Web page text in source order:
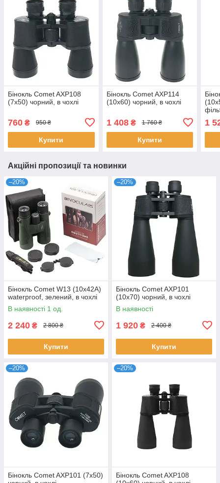
Бінокль Comet AXP108
(7x50) чорний, в чохлі
760 ₴ 950 ₴
Купити
Бінокль Comet AXP114
(10x60) чорний, в чохлі
1 408₴ 1 760 ₴
Купити
1
Акційні пропозиції та новинки
–20%
Бінокль Comet W13 (10x42A)
waterproof, зелений, в чохлі
В наявності 1 од.
2 240 ₴ 2 800 ₴
Купити
–20%
Бінокль Comet AXP101
(10x70) чорний, в чохлі
В наявності
1 920 ₴ 2 400 ₴
Купити
–20%
Бінокль Comet AXP101 (7x50)
–20%
Бінокль Comet AXP108